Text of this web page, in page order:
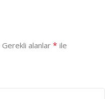
Gerekli alanlar * ile